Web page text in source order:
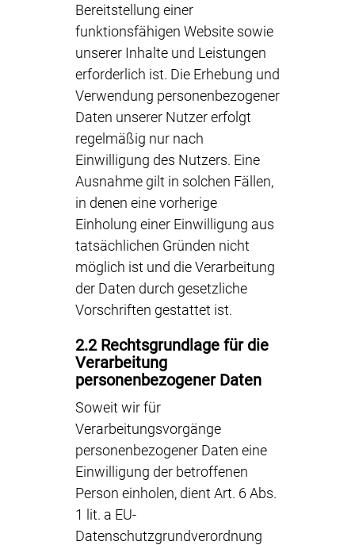
Bereitstellung einer
funktionsfähigen Website sowie
unserer Inhalte und Leistungen
erforderlich ist. Die Erhebung und
Verwendung personenbezogener
Daten unserer Nutzer erfolgt
regelmäßig nur nach
Einwilligung des Nutzers. Eine
Ausnahme gilt in solchen Fällen,
in denen eine vorherige
Einholung einer Einwilligung aus
tatsächlichen Gründen nicht
möglich ist und die Verarbeitung
der Daten durch gesetzliche
Vorschriften gestattet ist.
2.2 Rechtsgrundlage für die
Verarbeitung
personenbezogener Daten
Soweit wir für
Verarbeitungsvorgänge
personenbezogener Daten eine
Einwilligung der betroffenen
Person einholen, dient Art. 6 Abs.
1 lit. a EU-
Datenschutzgrundverordnung